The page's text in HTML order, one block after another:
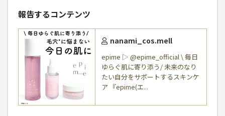
報告するコンテンツ
nanami_cos.mell
epime ▷ @epime_official \ 毎日
ゆらぐ肌に寄り添う/ 未来のなり
たい自分をサポートするスキンケ
ア 『epime(エ...